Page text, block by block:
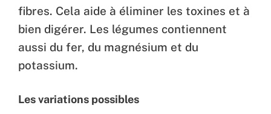
fibres. Cela aide à éliminer les toxines et à
bien digérer. Les légumes contiennent
aussi du fer, du magnésium et du
potassium.
Les variations possibles